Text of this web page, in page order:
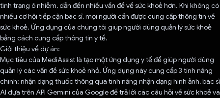
tình trạng ô nhiễm, dẫn đến nhiều vấn đề về sức khoẻ hơn. Khi không có
nhiều cơ hội tiếp cận bác sĩ, mọi người cần được cung cấp thông tin về
sức khoẻ. Ứng dụng của chúng tôi giúp người dùng quản lý sức khoẻ
bằng cách cung cấp thông tin y tế.
Giới thiệu về dự án:
Mục tiêu của MediAssist là tạo một ứng dụng y tế để giúp người dùng
quản lý các vấn đề sức khoẻ nhỏ. Ứng dụng này cung cấp 3 tính năng
chính: nhận dạng thuốc thông qua tính năng nhận dạng hình ảnh, bác sĩ
AI dựa trên API Gemini của Google để trả lời các câu hỏi về sức khoẻ và